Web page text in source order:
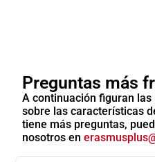
Preguntas más
A continuación figuran
sobre las características
tiene más preguntas,
nosotros en